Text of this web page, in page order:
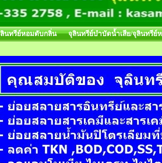
นทรีย์หอมดับกลิ่น จุลินทรีย์บำบัดน้ำเสีย/จุลินทรีย์